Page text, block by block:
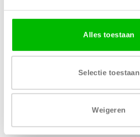
Alles toestaan
Selectie toestaan
Weigeren
We zijn 24/7 bereikbaar